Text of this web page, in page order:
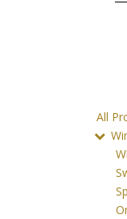
All